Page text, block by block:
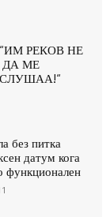
“ИМ РЕКОВ НЕ
ДА МЕ
без питка
датум кога
функционален